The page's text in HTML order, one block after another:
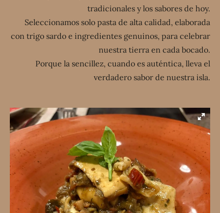
tradicionales y los sabores de hoy.
Seleccionamos solo pasta de alta calidad, elaborada
con trigo sardo e ingredientes genuinos, para celebrar
nuestra tierra en cada bocado.
Porque la sencillez, cuando es auténtica, lleva el
verdadero sabor de nuestra isla.